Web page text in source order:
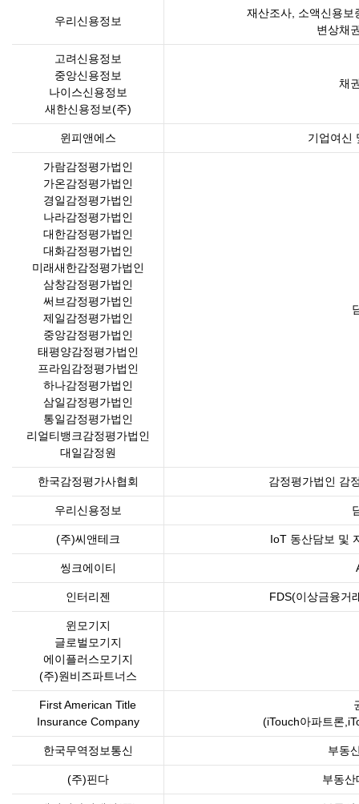
우리신용정보
재산조사, 소액신용보
변상채
고려신용정보
중앙신용정보
나이스신용정보
새한신용정보(주)
채
윈피앤에스 기업여신
가람감정평가법인
가온감정평가법인
경일감정평가법인
나라감정평가법인
대한감정평가법인
대화감정평가법인
미래새한감정평가법인
삼창감정평가법인
써브감정평가법인
제일감정평가법인
중앙감정평가법인
태평양감정평가법인
프라임감정평가법인
하나감정평가법인
삼일감정평가법인
통일감정평가법인
리얼티뱅크감정평가법인
대일감정원
한국감정평가사협회 감정평가법인 감
우리신용정보
(주)씨앤테크 IoT 동산담보 및
씽크에이티
인터리젠 FDS(이상금융거
윈모기지
글로벌모기지
에이플러스모기지
(주)원비즈파트너스
First American Title
Insurance Company
(iTouch아파트론
한국무역정보통신 부동
(주)핀다 부동산